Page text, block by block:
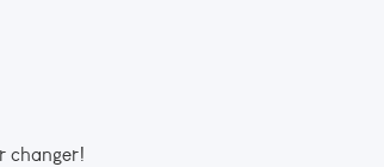
changer!